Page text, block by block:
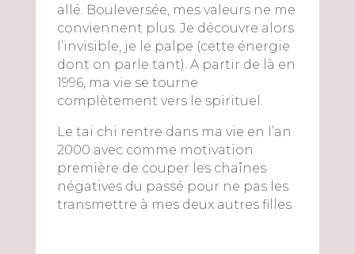
allé. Bouleversée, mes valeurs ne me
conviennent plus. Je découvre alors
l’invisible, je le palpe (cette énergie
dont on parle tant). A partir de là en
1996, ma vie se tourne
complètement vers le spirituel.
Le tai chi rentre dans ma vie en l’an
2000 avec comme motivation
première de couper les chaînes
négatives du passé pour ne pas les
transmettre à mes deux autres filles.